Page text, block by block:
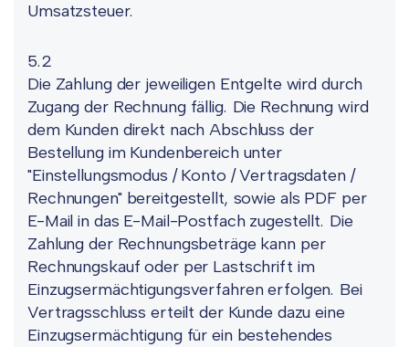
Umsatzsteuer.
5.2
Die Zahlung der jeweiligen Entgelte wird durch
Zugang der Rechnung fällig. Die Rechnung wird
dem Kunden direkt nach Abschluss der
Bestellung im Kundenbereich unter
"Einstellungsmodus / Konto / Vertragsdaten /
Rechnungen" bereitgestellt, sowie als PDF per
E-Mail in das E-Mail-Postfach zugestellt. Die
Zahlung der Rechnungsbeträge kann per
Rechnungskauf oder per Lastschrift im
Einzugsermächtigungsverfahren erfolgen. Bei
Vertragsschluss erteilt der Kunde dazu eine
Einzugsermächtigung für ein bestehendes